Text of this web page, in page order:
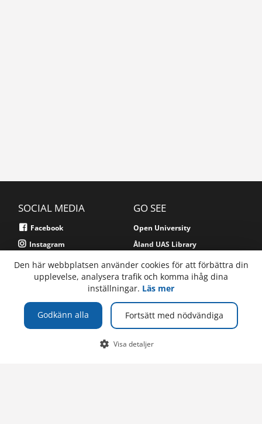
SOCIAL MEDIA
Facebook
Instagram
GO SEE
Open University
Åland UAS Library
Alandica Shipping Academy
For employees
For students
Högskolan på Åland
Den här webbplatsen använder cookies för att förbättra din
upplevelse, analysera trafik och komma ihåg dina
inställningar. Läs mer
Godkänn alla Fortsätt med nödvändiga
Visa detaljer